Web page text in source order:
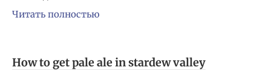
Читать полностью
How to get pale ale in stardew valley